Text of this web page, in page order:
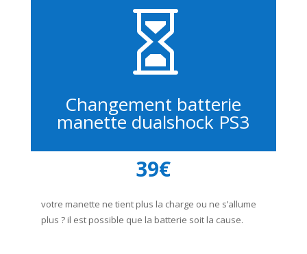

Changement batterie
manette dualshock PS3
39€
votre manette ne tient plus la charge ou ne s’allume
plus ? il est possible que la batterie soit la cause.